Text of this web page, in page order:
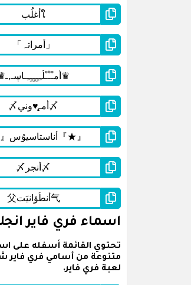
اسماء فري فاير
متنوعة من أسامي فري فاير
لعبة فري فاير.